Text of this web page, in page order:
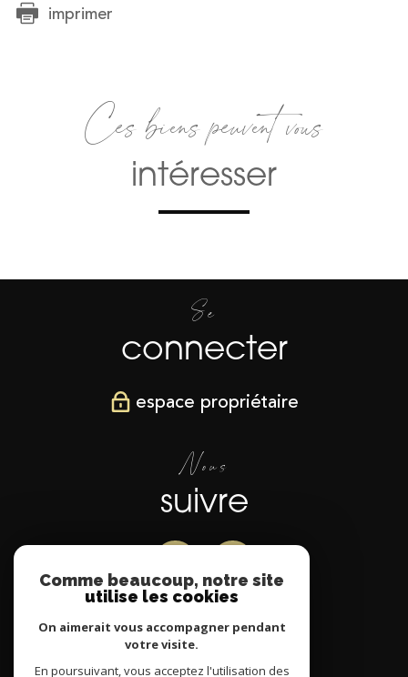
imprimer
Ces biens peuvent vous
intéresser
Se
connecter
espace propriétaire
Nous
suivre
Nous
adhérons
Comme beaucoup, notre site
utilise les cookies
On aimerait vous accompagner pendant
votre visite.
En poursuivant, vous acceptez l'utilisation des